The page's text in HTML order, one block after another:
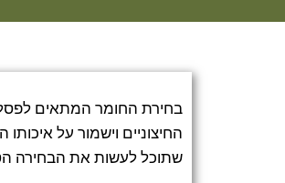
בחירת החומר המתאים
החיצוניים וישמור על
שתוכל לעשות את הבחירה